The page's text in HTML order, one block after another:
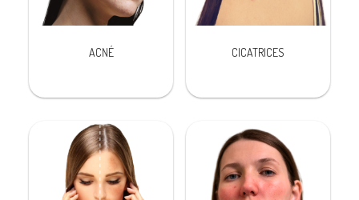
ACNÉ CICATRICES